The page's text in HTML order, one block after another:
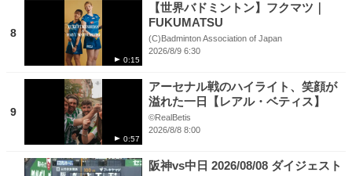
8
0:15
【世界バドミントン】フクマツ｜
FUKUMATSU
(C)Badminton Association of Japan
2026/8/9 6:30
9
0:57
アーセナル戦のハイライト、笑顔が
溢れた一日【レアル・ベティス】
©RealBetis
2026/8/8 8:00
阪神vs中日 2026/08/08 ダイジェスト